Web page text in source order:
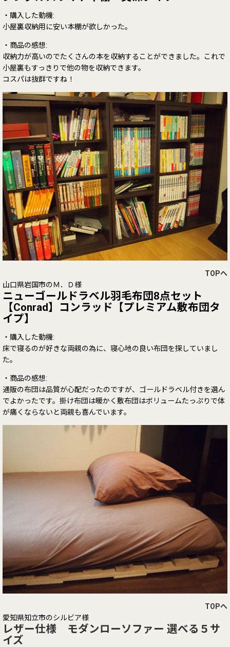
・購入した動機:
小屋裏収納用に安い本棚が欲しかった。
・商品の感想:
収納力が高いのでたくさんの本を収納することができました。これで
小屋裏もすっきりで他の物を収納できます。
コスパは抜群ですね！
TOPへ
山口県岩国市のＭ．Ｄ様
ニューゴールドラベル羽毛布団8点セット
【Conrad】コンラッド【プレミアム敷布団タ
イプ】
・購入した動機:
床で寝るのが好きな両親の為に、寝心地の良い布団を探していまし
た。
・商品の感想:
通販の布団は品質が心配だったのですが、ゴールドラベル付きを選ん
でよかったです。掛け布団は暖かく敷布団はボリュームたっぷりで体
が痛くならないと両親も喜んでいます。
TOPへ
愛知県知立市のシルビア様
レザー仕様 モダンローソファー 選べる５サ
イズ